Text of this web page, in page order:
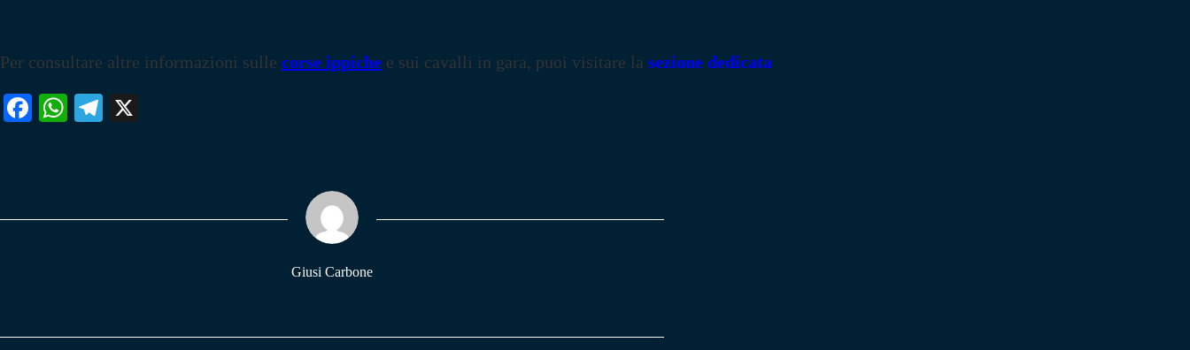
Per consultare altre informazioni sulle corse ippiche e sui cavalli in gara, puoi visitare la sezione dedicata
Fa W
pp
Te
m
Giusi Carbone